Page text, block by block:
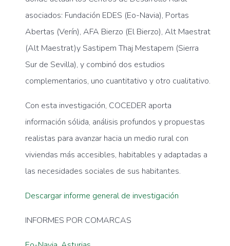
asociados: Fundación EDES (Eo-Navia), Portas
Abertas (Verín), AFA Bierzo (El Bierzo), Alt Maestrat
(Alt Maestrat)y Sastipem Thaj Mestapem (Sierra
Sur de Sevilla), y combinó dos estudios
complementarios, uno cuantitativo y otro cualitativo.
Con esta investigación, COCEDER aporta
información sólida, análisis profundos y propuestas
realistas para avanzar hacia un medio rural con
viviendas más accesibles, habitables y adaptadas a
las necesidades sociales de sus habitantes.
Descargar informe general de investigación
INFORMES POR COMARCAS